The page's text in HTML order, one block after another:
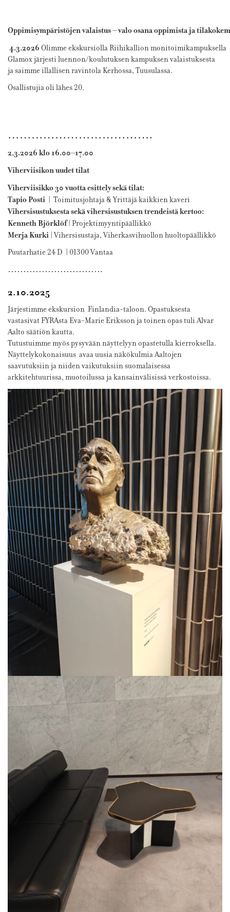
Oppimisympäristöjen valaistus – valo osana oppimista ja
4.3.2026 Olimme ekskursiolla Riihikallion monitoimikampuksella
Glamox järjesti luennon/koulutuksen kampuksen valaistuksesta
ja saimme illallisen ravintola Kerhossa, Tuusulassa.
Osallistujia oli lähes 20.
……………………………….
2,3.2026 klo 16.00–17.00
Viherviisikon uudet tilat
Viherviisikko 30 vuotta esittely sekä tilat:
Tapio Posti | Toimitusjohtaja & Yrittäjä kaikkien kaveri
Vihersisustuksesta sekä vihersisustuksen trendeistä kertoo:
Kenneth Björklöf| Projektimyyntipäällikkö
Merja Kurki | Vihersisustaja, Viherkasvihuollon huoltopäällikkö
Puutarhatie 24 D | 01300 Vantaa
………………………….
2.10.2025
Järjestimme ekskursion Finlandia-taloon. Opastuksesta
vastasivat FYRAsta Eva-Marie Eriksson ja toinen opas tuli Alvar
Aalto säätiön kautta.
Tutustuimme myös pysyvään näyttelyyn opastetulla kierroksella.
Näyttelykokonaisuus avaa uusia näkökulmia Aaltojen
saavutuksiin ja niiden vaikutuksiin suomalaisessa
arkkitehtuurissa, muotoilussa ja kansainvälisissä verkostoissa.